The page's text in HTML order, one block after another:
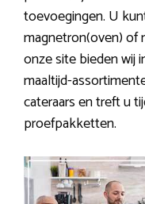
toevoegingen. U
magnetron(oven) of
onze site bieden wij
maaltijd-
cateraars en treft u
proefpakketten.